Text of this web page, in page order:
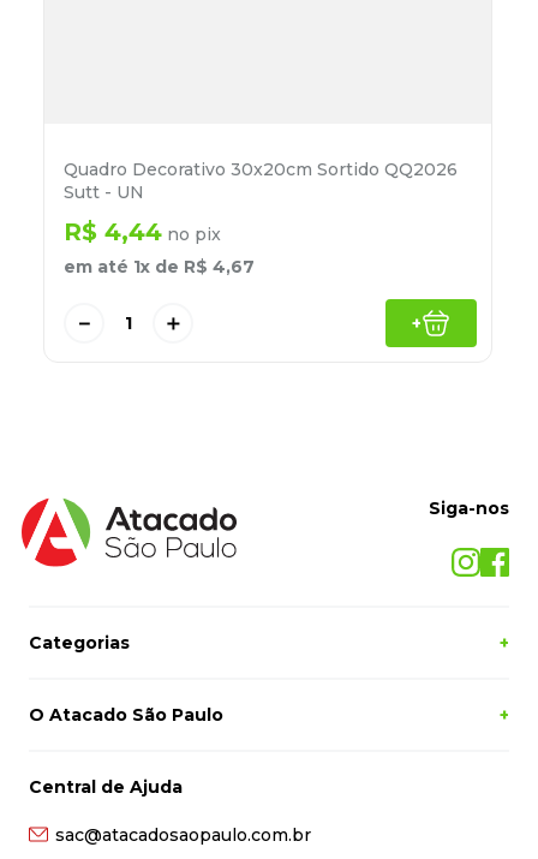
Quadro Decorativo 30x20cm Sortido QQ2026
Sutt - UN
R$ 4,44 no pix
em até 1x de R$ 4,67
＋
－ +
Siga-nos
Categorias +
O Atacado São Paulo +
Central de Ajuda
sac@atacadosaopaulo.com.br